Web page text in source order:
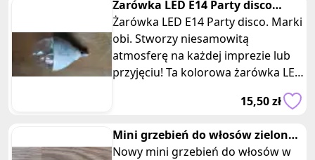
Żarówka LED E14 Party disco
lampa żarówka imprezowa obi
Żarówka LED E14 Party disco. Marki
obi. Stworzy niesamowitą
atmosferę na każdej imprezie lub
przyjęciu! Ta kolorowa żarówka LED
15,50 zł
Mini grzebień do włosów zielony
grube ząbki
Nowy mini grzebień do włosów w